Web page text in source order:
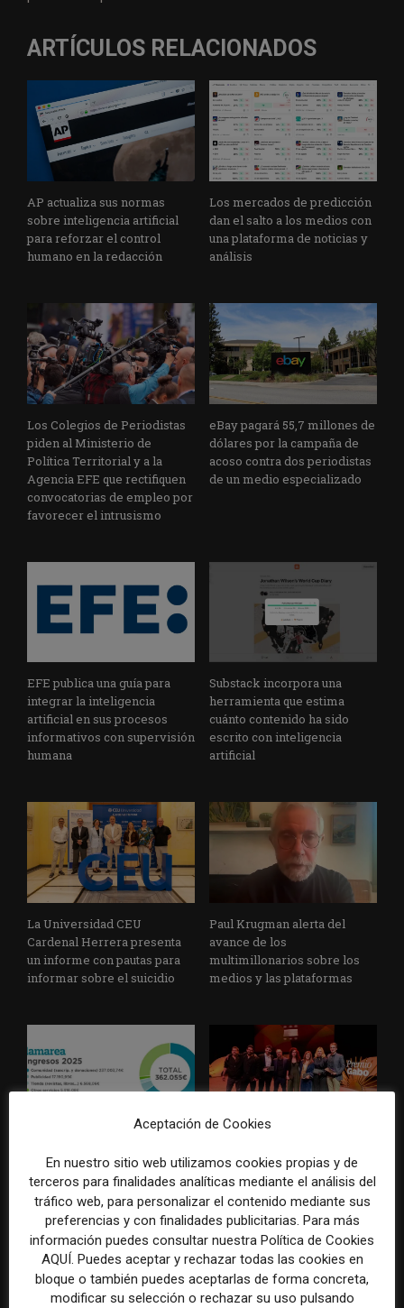
ARTÍCULOS RELACIONADOS
AP actualiza sus normas
sobre inteligencia artificial
para reforzar el control
humano en la redacción
Los mercados de predicción
dan el salto a los medios con
una plataforma de noticias y
análisis
Los Colegios de Periodistas
piden al Ministerio de
Política Territorial y a la
Agencia EFE que rectifiquen
convocatorias de empleo por
favorecer el intrusismo
eBay pagará 55,7 millones de
dólares por la campaña de
acoso contra dos periodistas
de un medio especializado
EFE publica una guía para
integrar la inteligencia
artificial en sus procesos
informativos con supervisión
humana
Substack incorpora una
herramienta que estima
cuánto contenido ha sido
escrito con inteligencia
artificial
La Universidad CEU
Cardenal Herrera presenta
un informe con pautas para
informar sobre el suicidio
Paul Krugman alerta del
avance de los
multimillonarios sobre los
medios y las plataformas
superávit, pero su
cooperativa pierde 38.542
euros
reconoce cinco historias de
Brasil, España y El Salvador
sobre el poder, la memoria y
la violencia
Aceptación de Cookies
En nuestro sitio web utilizamos cookies propias y de
terceros para finalidades analíticas mediante el análisis del
tráfico web, para personalizar el contenido mediante sus
preferencias y con finalidades publicitarias. Para más
información puedes consultar nuestra Política de Cookies
AQUÍ. Puedes aceptar y rechazar todas las cookies en
bloque o también puedes aceptarlas de forma concreta,
modificar su selección o rechazar su uso pulsando